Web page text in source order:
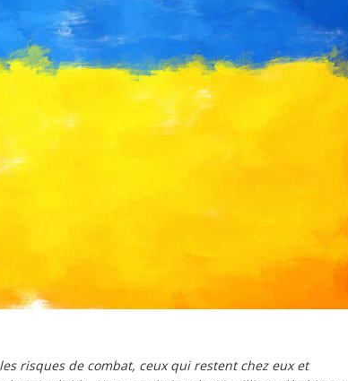
risques de combat, ceux qui restent chez eux et